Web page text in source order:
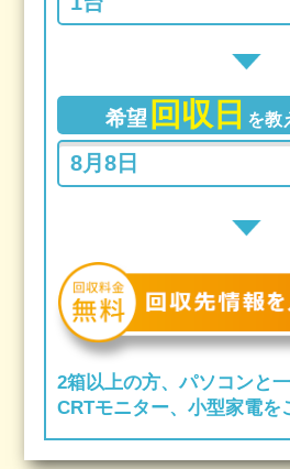
希望 回収日 を教
2箱以上の方、パソコンと
CRTモニター、小型家電を